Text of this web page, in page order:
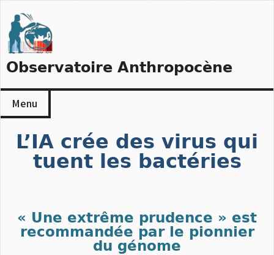
to
content
Observatoire Anthropocène
Menu
L’IA crée des virus qui
tuent les bactéries
« Une extrême prudence » est
recommandée par le pionnier
du génome